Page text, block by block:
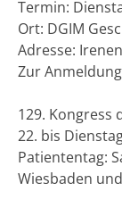
Termin:
Ort: DGIM
Adresse:
Zur
129. Kongress
22. bis
Patiententag:
Wiesbaden